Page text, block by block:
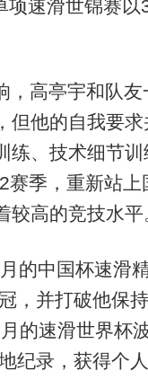
项速滑世锦赛以
，高亭宇和队
但他的自我要求
练、技术细节
赛季，重新站上
较高的竞技水平
的中国杯速滑
，并打破他保
的速滑世界杯
纪录，获得个